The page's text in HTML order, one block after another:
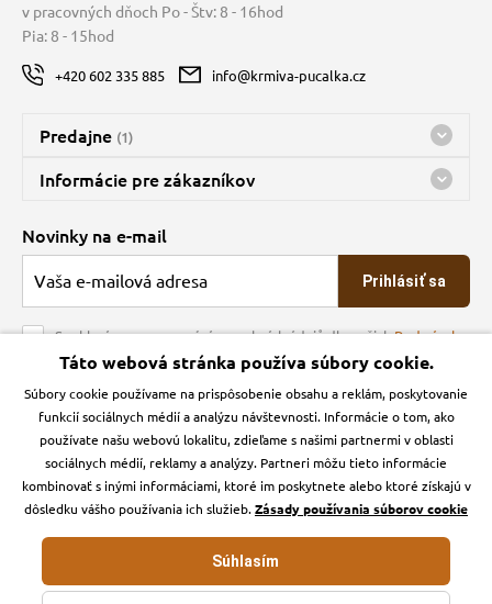
v pracovných dňoch Po - Štv: 8 - 16hod
Pia: 8 - 15hod
+420 602 335 885 info@krmiva-pucalka.cz
Predajne (1)
Predajňa a sklad Kbely
Bohužiaľ, momentálne máme zatvorené
Informácie pre zákazníkov
O spoločnosti
Veľkoobchod
Obchodné podmienky
Kontakt
Podmienky ochrany osobných údajov
Zásady používanie cookies a Google Analytics
Novinky na e-mail
Prihlásiť sa
Souhlasím se zpracováním osobních údajů dle našichPodmínek
ochrany osobních údajů
Krmiva Pučálka na sociálnych sieťach
Instagran Facebook
E-shop vytvorila
Táto webová stránka používa súbory cookie.
Súbory cookie používame na prispôsobenie obsahu a reklám, poskytovanie
funkcií sociálnych médií a analýzu návštevnosti. Informácie o tom, ako
používate našu webovú lokalitu, zdieľame s našimi partnermi v oblasti
sociálnych médií, reklamy a analýzy. Partneri môžu tieto informácie
kombinovať s inými informáciami, ktoré im poskytnete alebo ktoré získajú v
dôsledku vášho používania ich služieb.Zásady používania súborov cookie
Súhlasím